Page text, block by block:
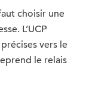
choisir une
L’UCP
vers le
le relais